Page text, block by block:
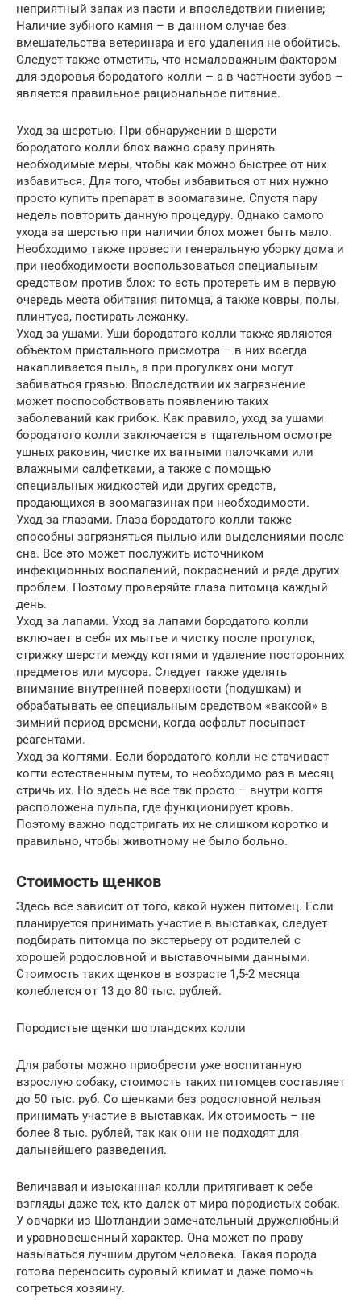
неприятный запах из пасти и впоследствии гниение;
Наличие зубного камня – в данном случае без
вмешательства ветеринара и его удаления не обойтись.
Следует также отметить, что немаловажным фактором
для здоровья бородатого колли – а в частности зубов –
является правильное рациональное питание.
Уход за шерстью. При обнаружении в шерсти
бородатого колли блох важно сразу принять
необходимые меры, чтобы как можно быстрее от них
избавиться. Для того, чтобы избавиться от них нужно
просто купить препарат в зоомагазине. Спустя пару
недель повторить данную процедуру. Однако самого
ухода за шерстью при наличии блох может быть мало.
Необходимо также провести генеральную уборку дома и
при необходимости воспользоваться специальным
средством против блох: то есть протереть им в первую
очередь места обитания питомца, а также ковры, полы,
плинтуса, постирать лежанку.
Уход за ушами. Уши бородатого колли также являются
объектом пристального присмотра – в них всегда
накапливается пыль, а при прогулках они могут
забиваться грязью. Впоследствии их загрязнение
может поспособствовать появлению таких
заболеваний как грибок. Как правило, уход за ушами
бородатого колли заключается в тщательном осмотре
ушных раковин, чистке их ватными палочками или
влажными салфетками, а также с помощью
специальных жидкостей иди других средств,
продающихся в зоомагазинах при необходимости.
Уход за глазами. Глаза бородатого колли также
способны загрязняться пылью или выделениями после
сна. Все это может послужить источником
инфекционных воспалений, покраснений и ряде других
проблем. Поэтому проверяйте глаза питомца каждый
день.
Уход за лапами. Уход за лапами бородатого колли
включает в себя их мытье и чистку после прогулок,
стрижку шерсти между когтями и удаление посторонних
предметов или мусора. Следует также уделять
внимание внутренней поверхности (подушкам) и
обрабатывать ее специальным средством «ваксой» в
зимний период времени, когда асфальт посыпает
реагентами.
Уход за когтями. Если бородатого колли не стачивает
когти естественным путем, то необходимо раз в месяц
стричь их. Но здесь не все так просто – внутри когтя
расположена пульпа, где функционирует кровь.
Поэтому важно подстригать их не слишком коротко и
правильно, чтобы животному не было больно.
Стоимость щенков
Здесь все зависит от того, какой нужен питомец. Если
планируется принимать участие в выставках, следует
подбирать питомца по экстерьеру от родителей с
хорошей родословной и выставочными данными.
Стоимость таких щенков в возрасте 1,5-2 месяца
колеблется от 13 до 80 тыс. рублей.
Породистые щенки шотландских колли
Для работы можно приобрести уже воспитанную
взрослую собаку, стоимость таких питомцев составляет
до 50 тыс. руб. Со щенками без родословной нельзя
принимать участие в выставках. Их стоимость – не
более 8 тыс. рублей, так как они не подходят для
дальнейшего разведения.
Величавая и изысканная колли притягивает к себе
взгляды даже тех, кто далек от мира породистых собак.
У овчарки из Шотландии замечательный дружелюбный
и уравновешенный характер. Она может по праву
называться лучшим другом человека. Такая порода
готова переносить суровый климат и даже помочь
согреться хозяину.